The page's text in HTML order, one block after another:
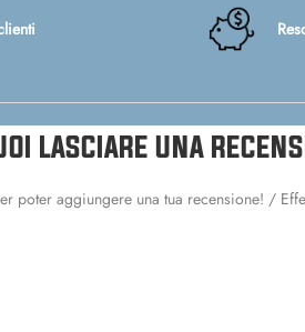
LASCIARE UNA
poter aggiungere una tua recensione! /